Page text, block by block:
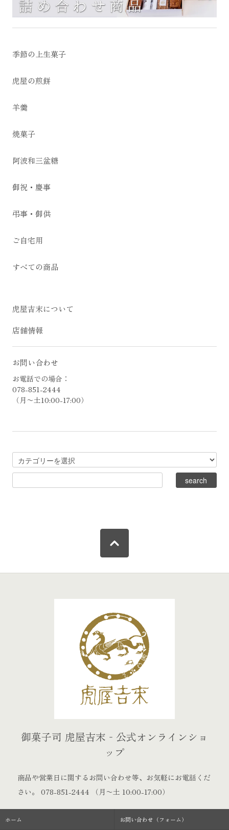
季節の上生菓子
虎屋の煎餅
羊羹
焼菓子
阿波和三盆糖
御祝・慶事
弔事・御供
ご自宅用
すべての商品
虎屋吉末について
店舗情報
お問い合わせ
お電話での場合：
078-851-2444
（月〜土10:00-17:00）
御菓子司 虎屋吉末‐公式オンラインショ
ップ
商品や営業日に関するお問い合わせ等、お気軽にお電話くだ
さい。
078-851-2444 （月〜土 10:00-17:00）
ホーム お問い合わせ（フォーム）